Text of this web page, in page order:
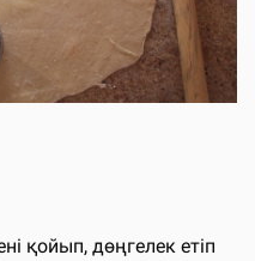
қойып, дөңгелек етіп